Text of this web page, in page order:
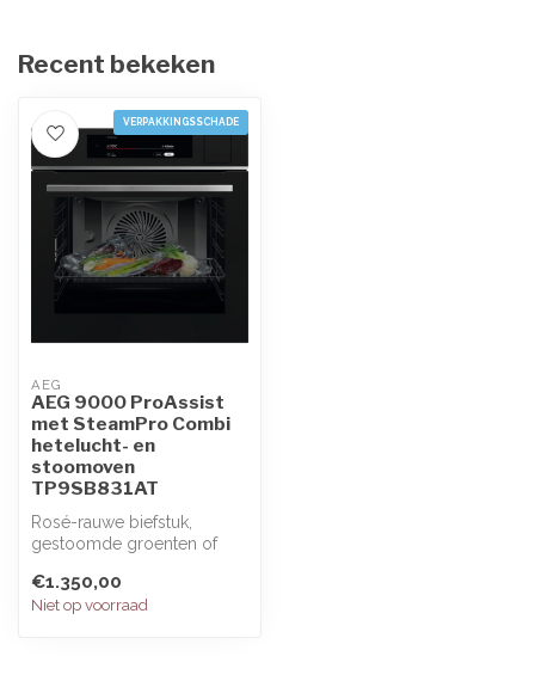
Recent bekeken
VERPAKKINGSSCHADE
AEG
AEG 9000 ProAssist
met SteamPro Combi
hetelucht- en
stoomoven
TP9SB831AT
Rosé-rauwe biefstuk,
gestoomde groenten of
oven met Steam...
€1.350,00
Niet op voorraad